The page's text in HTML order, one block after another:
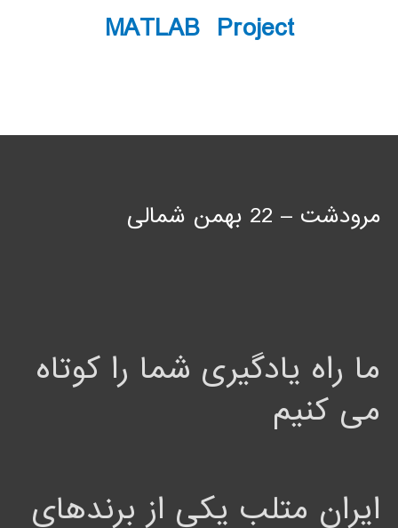
MATLAB Project
مرودشت – 22 بهمن شمالی
ما راه یادگیری شما را کوتاه
می کنیم
ایران متلب یکی از برندهای